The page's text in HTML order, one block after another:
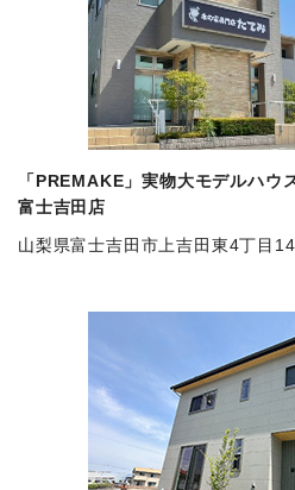
「PREMAKE」実物大モデルハウ
富士吉田店
山梨県富士吉田市上吉田東4丁目